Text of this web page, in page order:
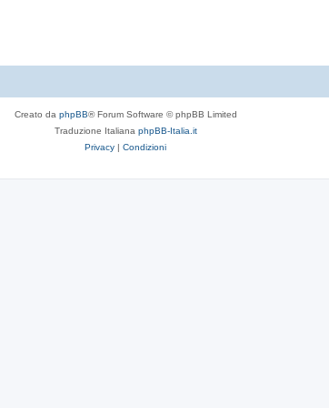
Creato da phpBB® Forum Software © phpBB Limited
Traduzione Italiana phpBB-Italia.it
Privacy | Condizioni